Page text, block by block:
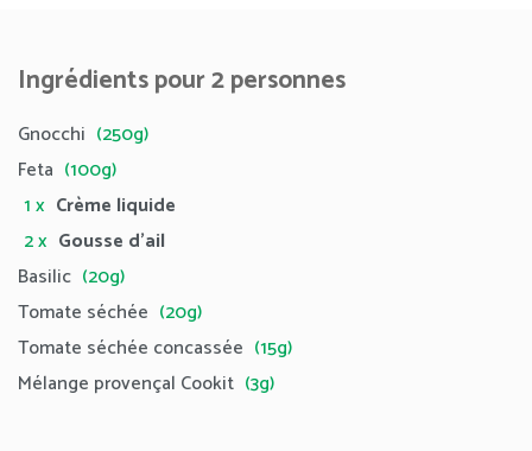
Ingrédients pour 2 personnes
Gnocchi (250g)
Feta (100g)
1 x Crème liquide
2 x Gousse d’ail
Basilic (20g)
Tomate séchée (20g)
Tomate séchée concassée (15g)
Mélange provençal Cookit (3g)